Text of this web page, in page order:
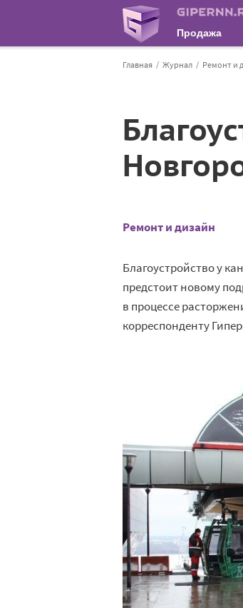
Продажа
Главная Журнал Ремонт и
Ремонт и дизайн
Благоустройство у
предстоит новому
в процессе
корреспонденту